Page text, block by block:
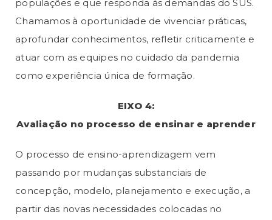
populações e que responda às demandas do SUS.
Chamamos à oportunidade de vivenciar práticas,
aprofundar conhecimentos, refletir criticamente e
atuar com as equipes no cuidado da pandemia
como experiência única de formação.
EIXO 4:
Avaliação no processo de ensinar e aprender
O processo de ensino-aprendizagem vem
passando por mudanças substanciais de
concepção, modelo, planejamento e execução, a
partir das novas necessidades colocadas no